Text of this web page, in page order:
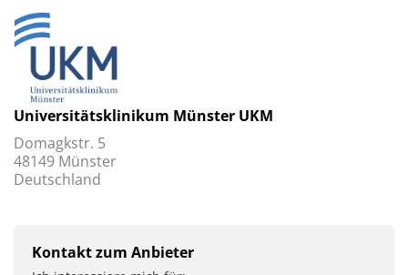
Universitätsklinikum Münster UKM
Domagkstr. 5
48149 Münster
Deutschland
Kontakt zum Anbieter